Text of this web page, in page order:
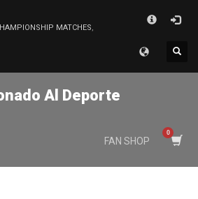
MATCHES,
Al Deporte
FAN SHOP